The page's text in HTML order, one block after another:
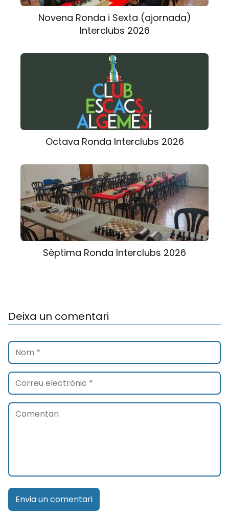
Novena Ronda i Sexta (ajornada)
Interclubs 2026
Octava Ronda Interclubs 2026
Sèptima Ronda Interclubs 2026
Deixa un comentari